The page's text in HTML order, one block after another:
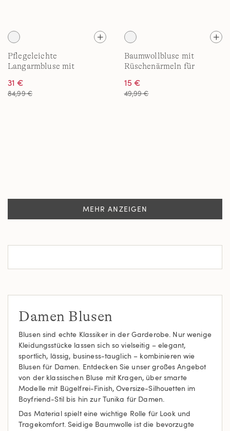
Pflegeleichte
Langarmbluse mit
Damen
31 €
84,99 €
Baumwollbluse mit
Rüschenärmeln für
15 €
49,99 €
MEHR ANZEIGEN
Damen Blusen
Blusen sind echte Klassiker in der Garderobe. Nur wenige
Kleidungsstücke lassen sich so vielseitig – elegant,
sportlich, lässig, business-tauglich – kombinieren wie
Blusen für Damen. Entdecken Sie unser großes Angebot
von der klassischen Bluse mit Kragen, über smarte
Modelle mit Bügelfrei-Finish, Oversize-Silhouetten im
Boyfriend-Stil bis hin zur Tunika für Damen.
Das Material spielt eine wichtige Rolle für Look und
Tragekomfort. Seidige Baumwolle ist die bevorzugte